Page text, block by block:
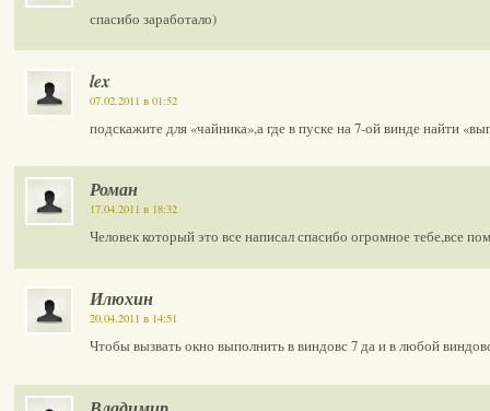
спасибо заработало)
lex
07.02.2011 в 01:52
подскажите для «чайника»,а где в пуске на 7-ой винде найти
Роман
17.04.2011 в 18:32
Человек который это все написал спасибо огромное тебе,все
Илюхин
20.04.2011 в 14:51
Чтобы вызвать окно выполнить в виндовс 7 да и в любой